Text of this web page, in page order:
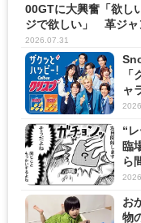
00GTに大興奮「欲し
ジで欲しい」 革ジャ
2026.07.31
ャ
“
臨
ら
お
物